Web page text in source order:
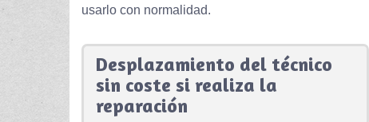
usarlo con normalidad.
Desplazamiento del técnico
sin coste si realiza la
reparación